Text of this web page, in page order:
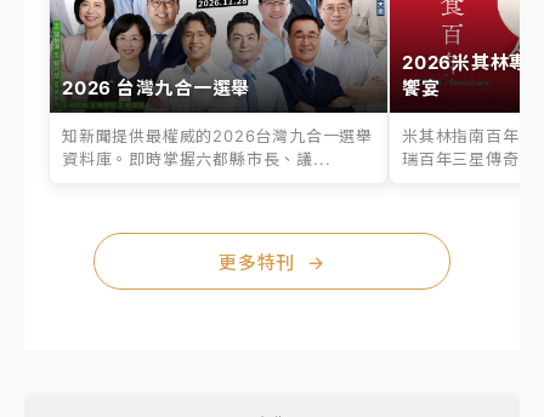
2026 台灣九合一選舉
知新聞提供最權威的2026台灣九合一選舉
資料庫。即時掌握六都縣市長、議...
2026米其林專
饗宴
米其林指南百年之
瑞百年三星傳奇、
更多特刊 →